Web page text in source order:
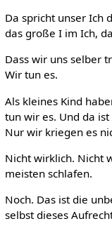
Da spricht unser Ich
das große I im Ich,
Dass wir uns selber
Wir tun es.
Als kleines Kind
tun wir es. Und da
Nur wir kriegen es
Nicht wirklich. Nicht
meisten schlafen.
Noch. Das ist die
selbst dieses